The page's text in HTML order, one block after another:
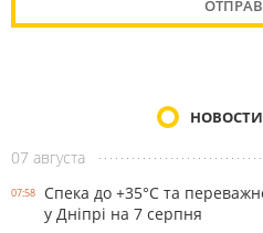
07 августа
07:58
Спека до +35°С та
у Дніпрі на 7 серпня